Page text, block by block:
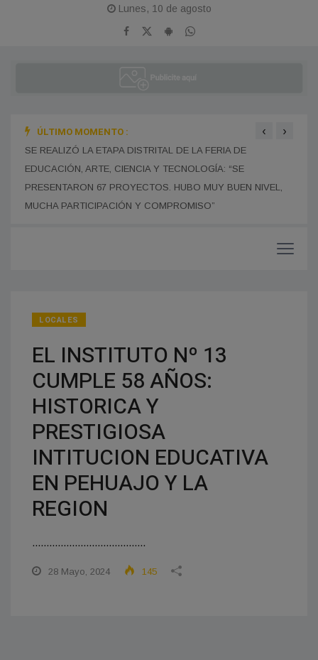
Lunes, 10 de agosto
ÚLTIMO MOMENTO :
SE REALIZÓ LA ETAPA DISTRITAL DE LA FERIA DE
EDUCACIÓN, ARTE, CIENCIA Y TECNOLOGÍA: “SE
PRESENTARON 67 PROYECTOS. HUBO MUY BUEN NIVEL,
MUCHA PARTICIPACIÓN Y COMPROMISO”
‹ ›
LOCALES
EL INSTITUTO Nº 13
CUMPLE 58 AÑOS:
HISTORICA Y
PRESTIGIOSA
INTITUCION EDUCATIVA
EN PEHUAJO Y LA
REGION
........................................
28 Mayo, 2024 145